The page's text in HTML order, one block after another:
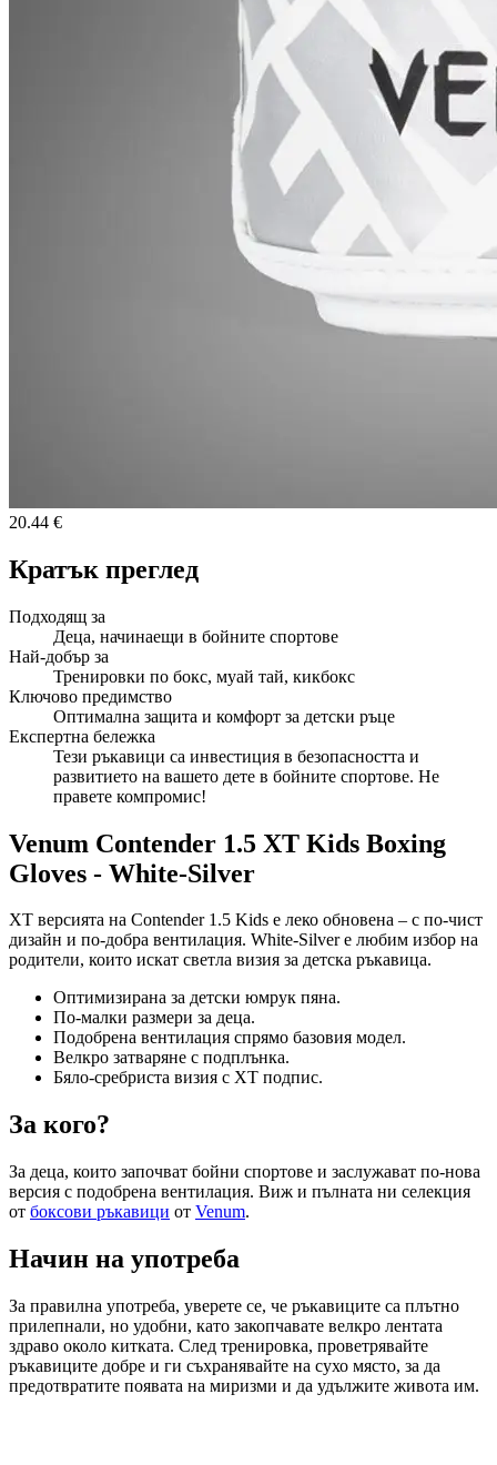
20.44 €
Кратък преглед
Подходящ за
Деца, начинаещи в бойните спортове
Най-добър за
Тренировки по бокс, муай тай, кикбокс
Ключово предимство
Оптимална защита и комфорт за детски ръце
Експертна бележка
Тези ръкавици са инвестиция в безопасността и
развитието на вашето дете в бойните спортове. Не
правете компромис!
Venum Contender 1.5 XT Kids Boxing
Gloves - White-Silver
XT версията на Contender 1.5 Kids е леко обновена – с по-чист
дизайн и по-добра вентилация. White-Silver е любим избор на
родители, които искат светла визия за детска ръкавица.
Оптимизирана за детски юмрук пяна.
По-малки размери за деца.
Подобрена вентилация спрямо базовия модел.
Велкро затваряне с подплънка.
Бяло-сребриста визия с XT подпис.
За кого?
За деца, които започват бойни спортове и заслужават по-нова
версия с подобрена вентилация. Виж и пълната ни селекция
от боксови ръкавици от Venum.
Начин на употреба
За правилна употреба, уверете се, че ръкавиците са плътно
прилепнали, но удобни, като закопчавате велкро лентата
здраво около китката. След тренировка, проветрявайте
ръкавиците добре и ги съхранявайте на сухо място, за да
предотвратите появата на миризми и да удължите живота им.